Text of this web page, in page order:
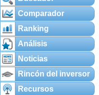
Comparador
Ranking
Análisis
Noticias
Rincón del inversor
Recursos